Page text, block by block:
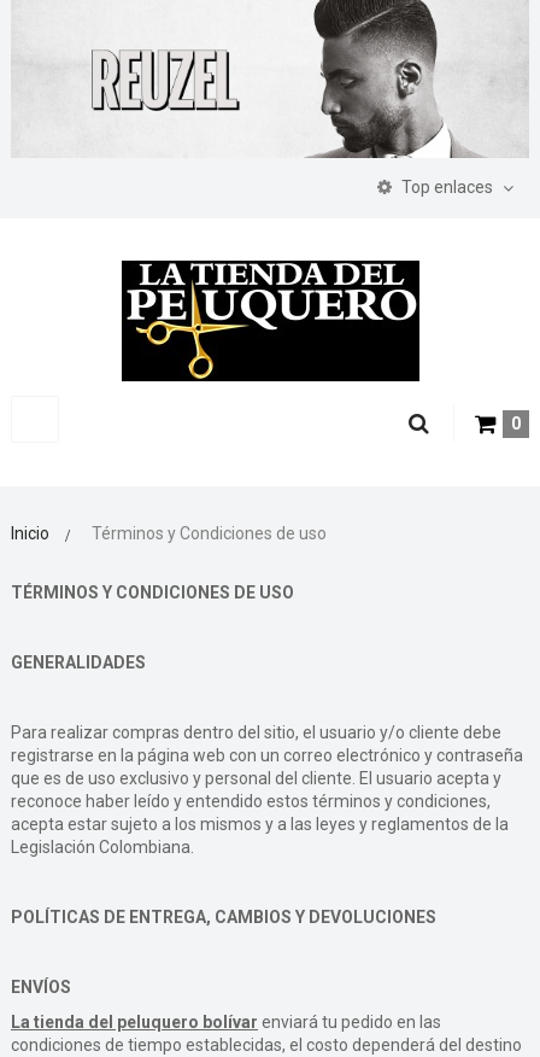
Top enlaces
0
Inicio > Términos y Condiciones de uso
TÉRMINOS Y CONDICIONES DE USO
GENERALIDADES
Para realizar compras dentro del sitio, el usuario y/o cliente debe
registrarse en la página web con un correo electrónico y contraseña
que es de uso exclusivo y personal del cliente. El usuario acepta y
reconoce haber leído y entendido estos términos y condiciones,
acepta estar sujeto a los mismos y a las leyes y reglamentos de la
Legislación Colombiana.
POLÍTICAS DE ENTREGA, CAMBIOS Y DEVOLUCIONES
ENVÍOS
La tienda del peluquero bolívar enviará tu pedido en las
condiciones de tiempo establecidas, el costo dependerá del destino